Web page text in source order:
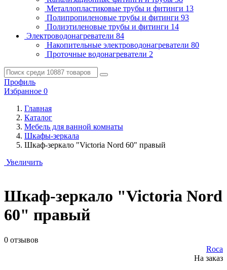
Металлопластиковые трубы и фитинги 13
Полипропиленовые трубы и фитинги 93
Полиэтиленовые трубы и фитинги 14
Электроводонагреватели 84
Накопительные электроводонагреватели 80
Проточные водонагреватели 2
Профиль
Избранное 0
Главная
Каталог
Мебель для ванной комнаты
Шкафы-зеркала
Шкаф-зеркало "Victoria Nord 60" правый
Увеличить
Шкаф-зеркало "Victoria Nord
60" правый
0 отзывов
Roca
На заказ